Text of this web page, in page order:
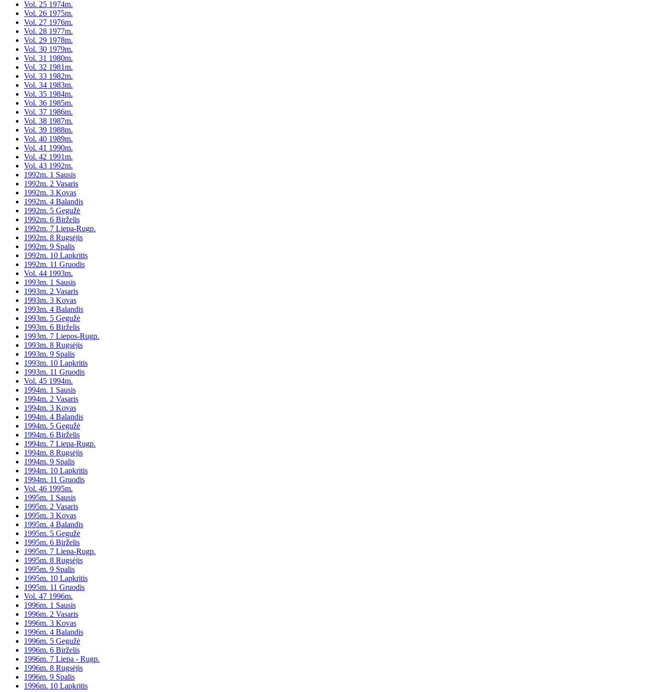
Vol. 25 1974m.
Vol. 26 1975m.
Vol. 27 1976m.
Vol. 28 1977m.
Vol. 29 1978m.
Vol. 30 1979m.
Vol. 31 1980m.
Vol. 32 1981m.
Vol. 33 1982m.
Vol. 34 1983m.
Vol. 35 1984m.
Vol. 36 1985m.
Vol. 37 1986m.
Vol. 38 1987m.
Vol. 39 1988m.
Vol. 40 1989m.
Vol. 41 1990m.
Vol. 42 1991m.
Vol. 43 1992m.
1992m. 1 Sausis
1992m. 2 Vasaris
1992m. 3 Kovas
1992m. 4 Balandis
1992m. 5 Gegužė
1992m. 6 Birželis
1992m. 7 Liepa-Rugp.
1992m. 8 Rugsėjis
1992m. 9 Spalis
1992m. 10 Lapkritis
1992m. 11 Gruodis
Vol. 44 1993m.
1993m. 1 Sausis
1993m. 2 Vasaris
1993m. 3 Kovas
1993m. 4 Balandis
1993m. 5 Gegužė
1993m. 6 Birželis
1993m. 7 Liepos-Rugp.
1993m. 8 Rugsėjis
1993m. 9 Spalis
1993m. 10 Lapkritis
1993m. 11 Gruodis
Vol. 45 1994m.
1994m. 1 Sausis
1994m. 2 Vasaris
1994m. 3 Kovas
1994m. 4 Balandis
1994m. 5 Gegužė
1994m. 6 Birželis
1994m. 7 Liepa-Rugp.
1994m. 8 Rugsėjis
1994m. 9 Spalis
1994m. 10 Lapkritis
1994m. 11 Gruodis
Vol. 46 1995m.
1995m. 1 Sausis
1995m. 2 Vasaris
1995m. 3 Kovas
1995m. 4 Balandis
1995m. 5 Gegužė
1995m. 6 Birželis
1995m. 7 Liepa-Rugp.
1995m. 8 Rugsėjis
1995m. 9 Spalis
1995m. 10 Lapkritis
1995m. 11 Gruodis
Vol. 47 1996m.
1996m. 1 Sausis
1996m. 2 Vasaris
1996m. 3 Kovas
1996m. 4 Balandis
1996m. 5 Gegužė
1996m. 6 Birželis
1996m. 7 Liepa - Rugp.
1996m. 8 Rugsėjis
1996m. 9 Spalis
1996m. 10 Lapkritis